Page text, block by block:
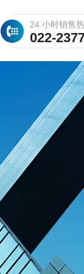
24 小时销售
022-